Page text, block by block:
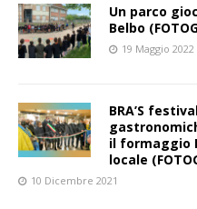
Un parco
Belbo
19 Maggio 2022
BRA’S
il formaggio
locale
10 Dicembre 2021